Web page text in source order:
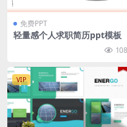
免费PPT
轻量感个人求职简历ppt模板
108
VIP